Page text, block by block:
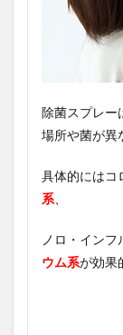
除菌スプレー
場所や菌が異
具体的にはコ
系
ノロ・イン
ウム系が効果